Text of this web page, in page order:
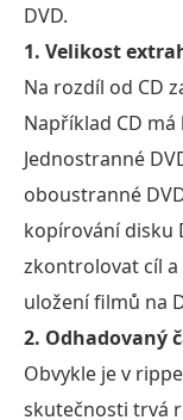
DVD.
1. Velikost
Na rozdíl od CD
Například CD má
Jednostranné
oboustranné
kopírování disku
zkontrolovat cíl
uložení filmů na
2. Odhadovaný
Obvykle je v
skutečnosti trvá